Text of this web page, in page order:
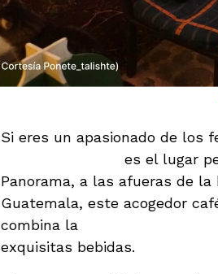
Si eres un apasionado de los
es el lugar
Panorama, a las afueras de
Guatemala, este acogedor
combina la
exquisitas bebidas.